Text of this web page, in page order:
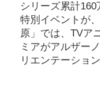
シリーズ累計
特別イベントが
原」では、TVア
ミアがアルザー
リエンテーショ